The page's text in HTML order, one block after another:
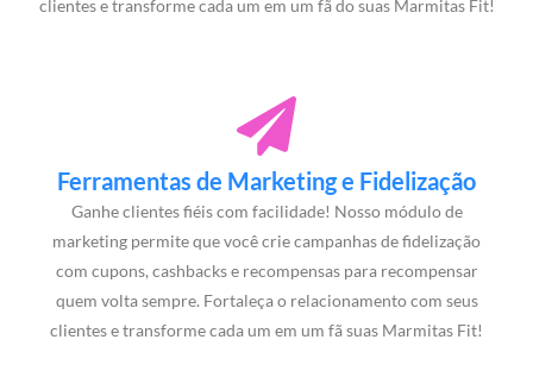
clientes e transforme cada um em um fã do suas Marmitas Fit!
Ferramentas de Marketing e Fidelização
Ganhe clientes fiéis com facilidade! Nosso módulo de
marketing permite que você crie campanhas de fidelização
com cupons, cashbacks e recompensas para recompensar
quem volta sempre. Fortaleça o relacionamento com seus
clientes e transforme cada um em um fã suas Marmitas Fit!